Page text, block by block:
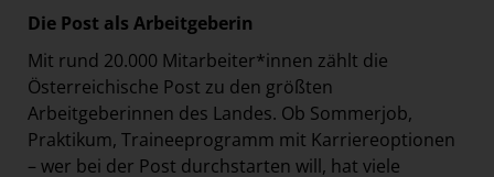
Die Post als Arbeitgeberin
Mit rund 20.000 Mitarbeiter*innen zählt die
Österreichische Post zu den größten
Arbeitgeberinnen des Landes. Ob Sommerjob,
Praktikum, Traineeprogramm mit Karriereoptionen
– wer bei der Post durchstarten will, hat viele